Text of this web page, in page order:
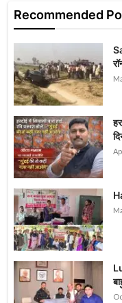
Recommended